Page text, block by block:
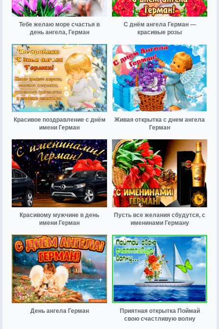
Тебе желаю море счастья в
день ангела, Герман
С днём ангела Герман —
красивые розы
Красивое поздравление с днём
имени Герман
Живая открытка с днем ангела
Герман
Красивому мужчине в день
имени Герман
Пусть все желания сбудутся, с
именинами Герману
День ангела Герман
Приятная открытка Поймай
свою счастливую волну